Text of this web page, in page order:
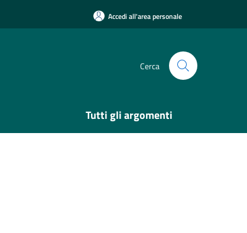
Accedi all'area personale
Cerca
Tutti gli argomenti